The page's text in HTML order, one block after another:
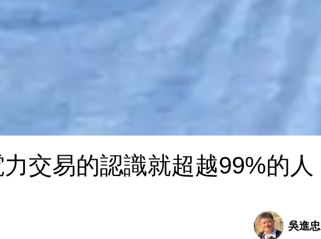
交易的認識就超越99%的人
吳進忠